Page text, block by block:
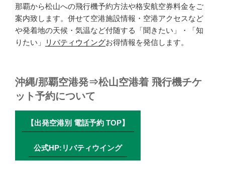
那覇から松山への飛行機予約方法や格安航空券料金をご
案内致します。併せて空港施設情報・空港アクセスなど
や発着地の天候・気温など付随する「聞きたい」・「知
りたい」
リバティウイングお得情報を発信します。
沖縄/那覇空港発⇒松山空港着 飛行機チケ
ット予約について
【出発空港別 電話予約 TOP】
公式HP:リバティウイング